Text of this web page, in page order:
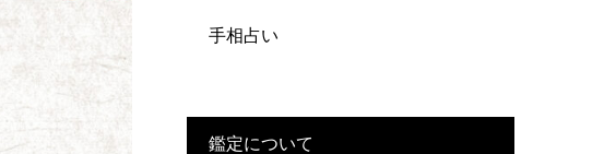
手相占い
鑑定について